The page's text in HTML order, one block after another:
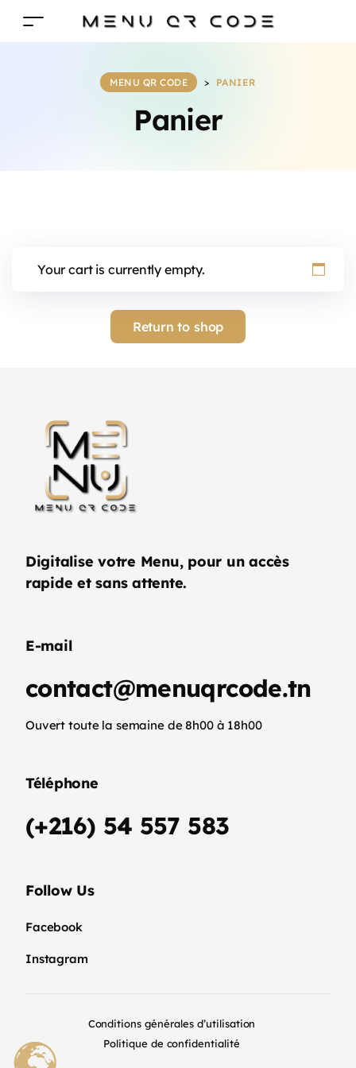
Panier
MENU QR CODE > PANIER
Your cart is currently empty.
Return to shop
Digitalise votre Menu, pour un accès
rapide et sans attente.
E-mail
contact@menuqrcode.tn
Ouvert toute la semaine de 8h00 à 18h00
Téléphone
(+216) 54 557 583
Follow Us
Facebook
Instagram
Conditions générales d’utilisation
Politique de confidentialité